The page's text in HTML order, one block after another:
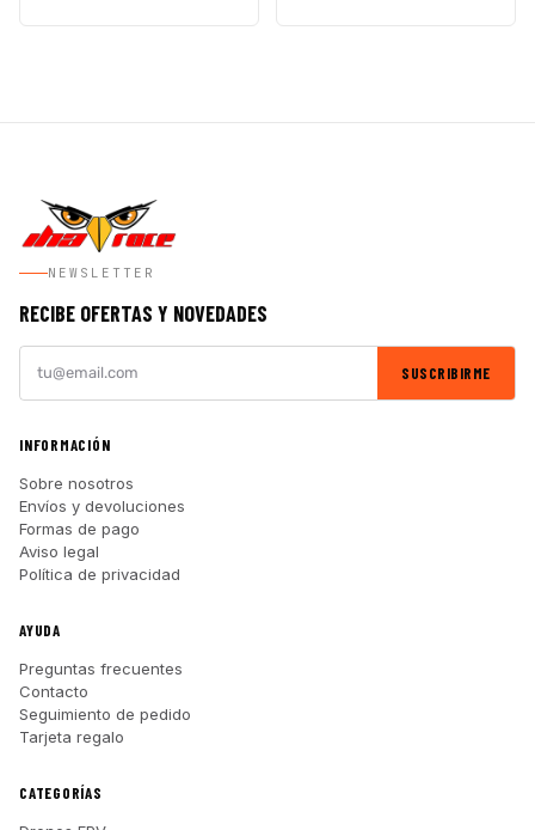
NEWSLETTER
RECIBE OFERTAS Y NOVEDADES
SUSCRIBIRME
INFORMACIÓN
Sobre nosotros
Envíos y devoluciones
Formas de pago
Aviso legal
Política de privacidad
AYUDA
Preguntas frecuentes
Contacto
Seguimiento de pedido
Tarjeta regalo
CATEGORÍAS